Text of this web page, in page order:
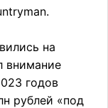
на
внимание
годов
рублей «под